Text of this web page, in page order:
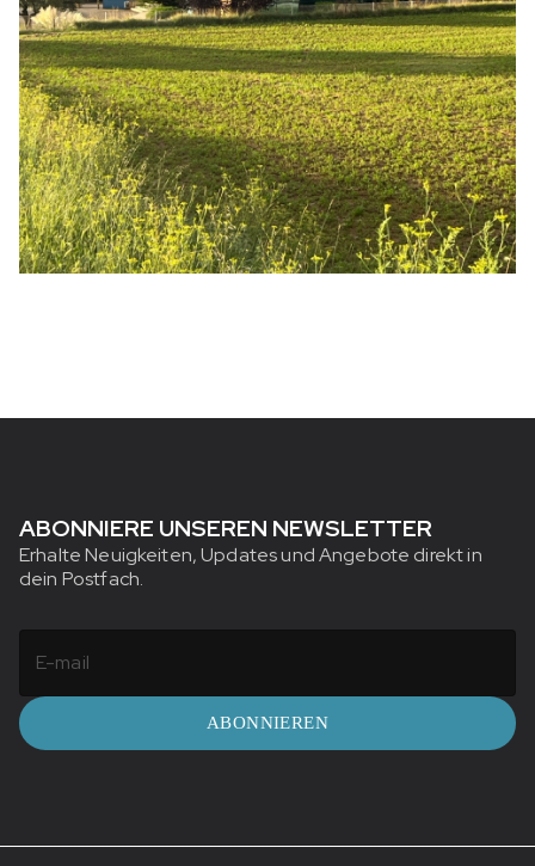
ABONNIERE UNSEREN NEWSLETTER
Erhalte Neuigkeiten, Updates und Angebote direkt in
dein Postfach.
ABONNIEREN